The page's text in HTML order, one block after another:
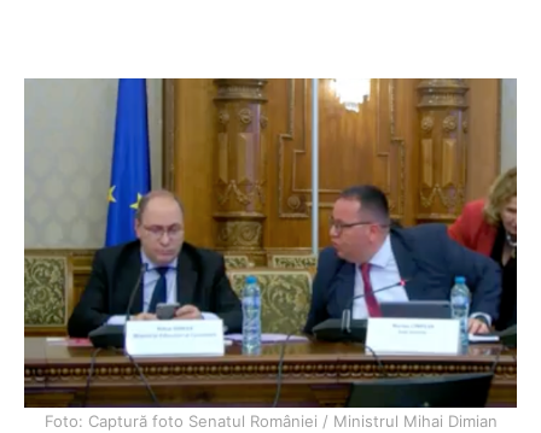
Foto: Captură foto Senatul României / Ministrul Mihai Dimian